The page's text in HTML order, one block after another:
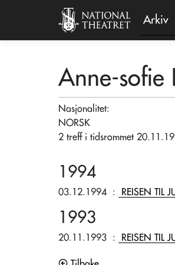
Arkiv
Anne-sofie
Nasjonalitet:
NORSK
2 treff i tidsrommet
1994
03.12.1994 : REISEN TIL
1993
20.11.1993 : REISEN TIL